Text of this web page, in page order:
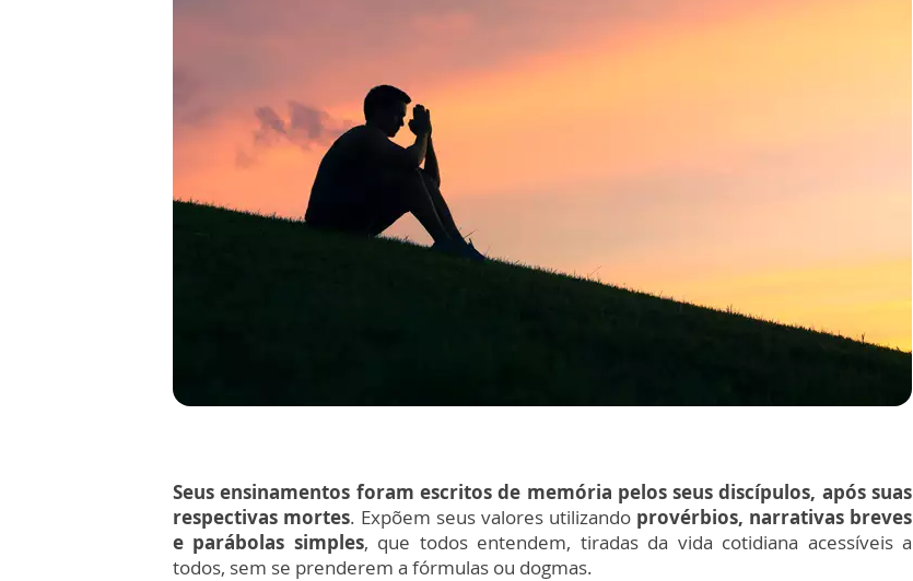
Seus ensinamentos foram escritos de memória pelos seus discípulos, após suas
respectivas mortes. Expõem seus valores utilizando provérbios, narrativas breves
e parábolas simples, que todos entendem, tiradas da vida cotidiana acessíveis a
todos, sem se prenderem a fórmulas ou dogmas.